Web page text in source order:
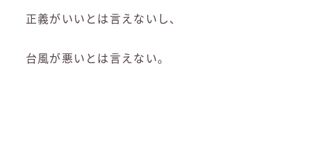
正義がいいとは言えないし、
台風が悪いとは言えない。